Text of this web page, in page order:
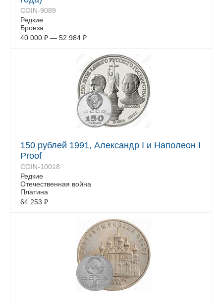
COIN-9089
Редкие
Бронза
40 000 ₽ — 52 984 ₽
150 рублей 1991, Александр I и Наполеон I
Proof
COIN-10018
Редкие
Отечественная война
Платина
64 253 ₽